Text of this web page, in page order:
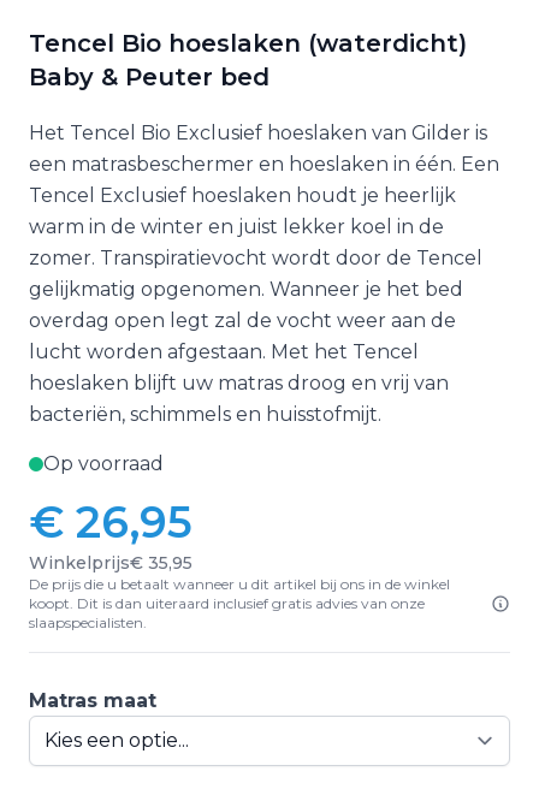
Tencel Bio hoeslaken (waterdicht)
Baby & Peuter bed
Het Tencel Bio Exclusief hoeslaken van Gilder is
een matrasbeschermer en hoeslaken in één. Een
Tencel Exclusief hoeslaken houdt je heerlijk
warm in de winter en juist lekker koel in de
zomer. Transpiratievocht wordt door de Tencel
gelijkmatig opgenomen. Wanneer je het bed
overdag open legt zal de vocht weer aan de
lucht worden afgestaan. Met het Tencel
hoeslaken blijft uw matras droog en vrij van
bacteriën, schimmels en huisstofmijt.
Op voorraad
Vanaf:
€ 26,95
Winkelprijs€ 35,95
De prijs die u betaalt wanneer u dit artikel bij ons in de winkel
koopt. Dit is dan uiteraard inclusief gratis advies van onze
slaapspecialisten.
Matras maat